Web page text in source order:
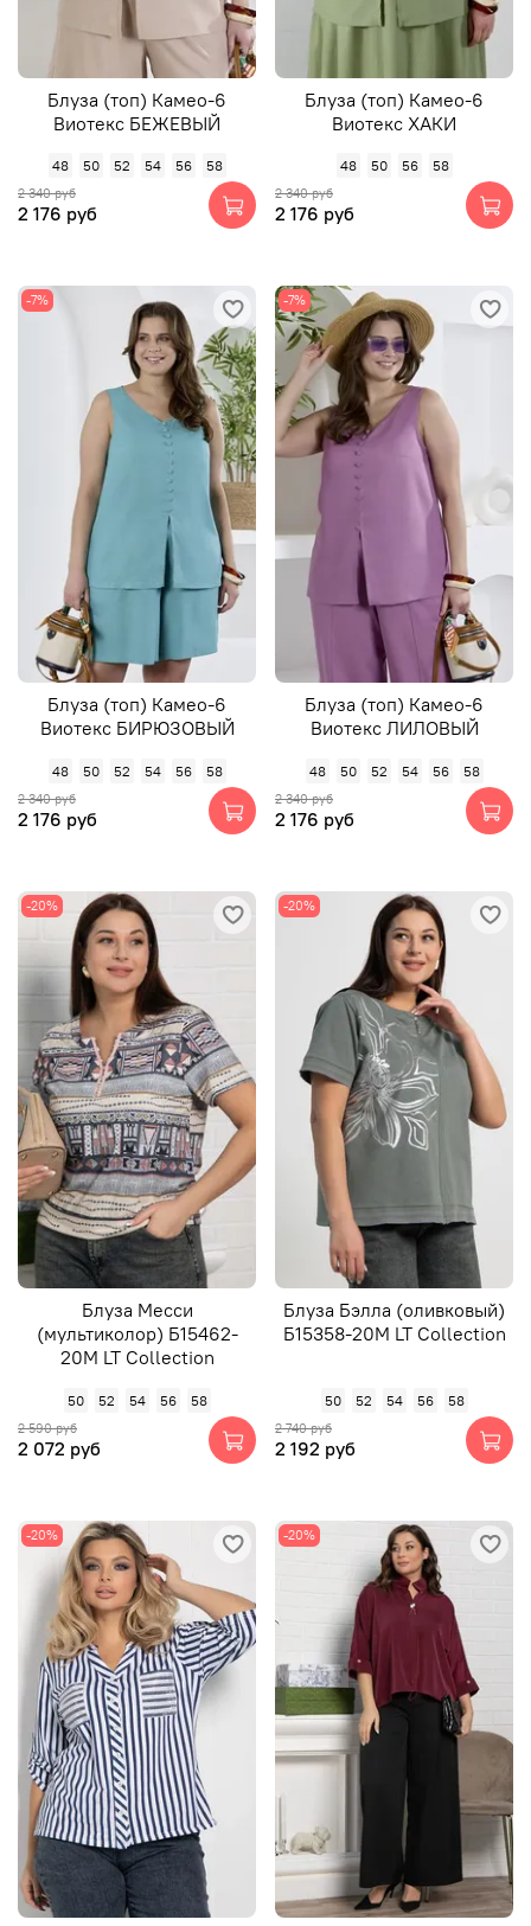
Блуза (топ) Камео-6
Виотекс БЕЖЕВЫЙ
48 50 52 54 56 58
2 340 руб
2 176 руб
Блуза (топ) Камео-6
Виотекс ХАКИ
48 50 56 58
2 340 руб
2 176 руб
-7%
Блуза (топ) Камео-6
Виотекс БИРЮЗОВЫЙ
48 50 52 54 56 58
2 340 руб
2 176 руб
-7%
Блуза (топ) Камео-6
Виотекс ЛИЛОВЫЙ
48 50 52 54 56 58
2 340 руб
2 176 руб
-20%
Блуза Месси
(мультиколор) Б15462-
20М LT Collection
50 52 54 56 58
2 590 руб
2 072 руб
-20%
Блуза Бэлла (оливковый)
Б15358-20М LT Collection
50 52 54 56 58
2 740 руб
2 192 руб
-20% -20%